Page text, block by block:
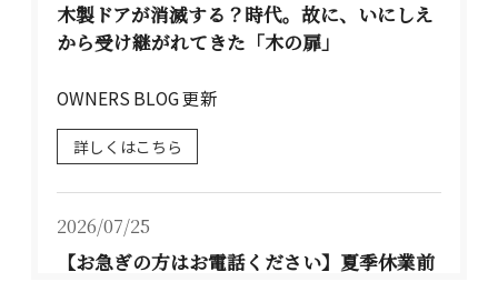
木製ドアが消滅する？時代。故に、いにしえ
から受け継がれてきた「木の扉」
OWNERS BLOG 更新
詳しくはこちら
2026/07/25
【お急ぎの方はお電話ください】夏季休業前